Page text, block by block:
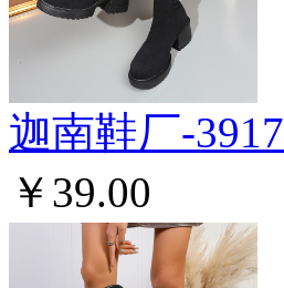
迦南鞋厂-3917
￥39.00